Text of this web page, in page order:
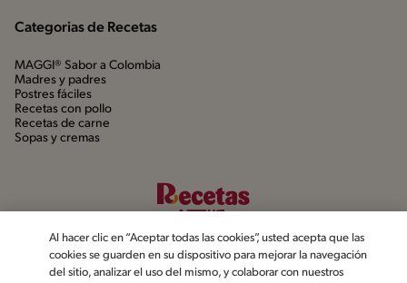
Categorias de Recetas
MAGGI® Sabor a Colombia
Madres y padres
Postres fáciles
Recetas con pollo
Recetas de carne
Sopas y cremas
Al hacer clic en “Aceptar todas las cookies”, usted acepta que las
cookies se guarden en su dispositivo para mejorar la navegación
del sitio, analizar el uso del mismo, y colaborar con nuestros